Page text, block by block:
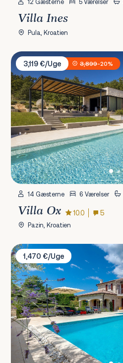
Villa Ines
Pula, Kroatien
Villa Ox
3,119 €/Uge
3,899-20%
14 Gæsterne 6 Værelser
Villa Ox 10.0 5
Pazin, Kroatien
Villa Artien
1,470 €/Uge